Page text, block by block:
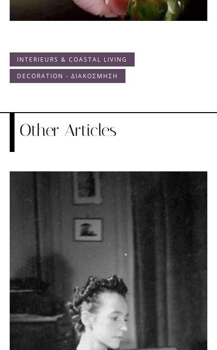
INTERIEURS & COASTAL LIVING
DECORATION - ΔΙΑΚΟΣΜΗΣΗ
Other Articles